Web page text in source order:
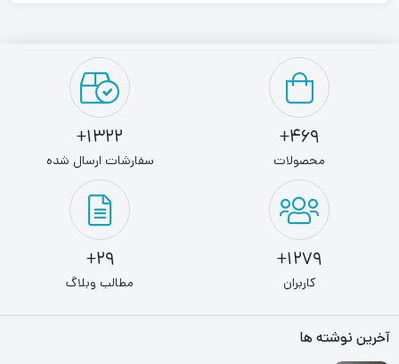
آن بسیار کم است. این نمایشگر 6.67 اینچی حدود 395 پیکسل را در
هر اینچ جا داده است. بدنه و نمایشگر این محصول با استفاده از
Corning Gorilla Glass 5 محافظت می‌شود تا گوشی در برابر خط
به حسگر اثرانگشت بر روی لبه کناری آن است. شیائومی برای این
محصول خود از یک دوربین چهارگانه استفاده کرده است. لنزعریض
469+
محصولات
1322+
سفارشات ارسال شده
1279+
کاربران
29+
مطالب وبلاگ
آخرین نوشته ها